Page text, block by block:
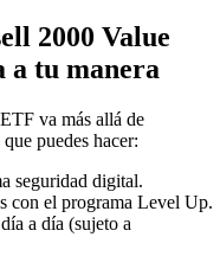
2000 Value
a tu manera
va más allá de
puedes hacer:
seguridad digital.
con el programa Level Up.
a día (sujeto a